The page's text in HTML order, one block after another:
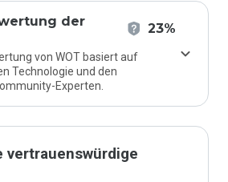
der
23%
von WOT basiert auf
Technologie und den
Experten.
vertrauenswürdige